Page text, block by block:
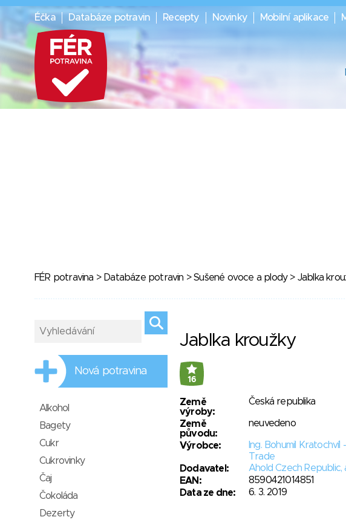
Éčka Databáze potravin Recepty Novinky Mobilní aplikace
FÉR potravina > Databáze potravin >Sušené ovoce a plody> Jablka
Jablka kroužky
16
Země
výroby:
Česká republika
Země
původu:
neuvedeno
Výrobce:
Ing. Bohumil Kratochvíl
Trade
Dodavatel:
Ahold Czech Republic,
EAN:
8590421014851
Data ze dne:
6. 3. 2019
Nová potravina
Alkohol
Bagety
Cukr
Cukrovinky
Čaj
Čokoláda
Dezerty